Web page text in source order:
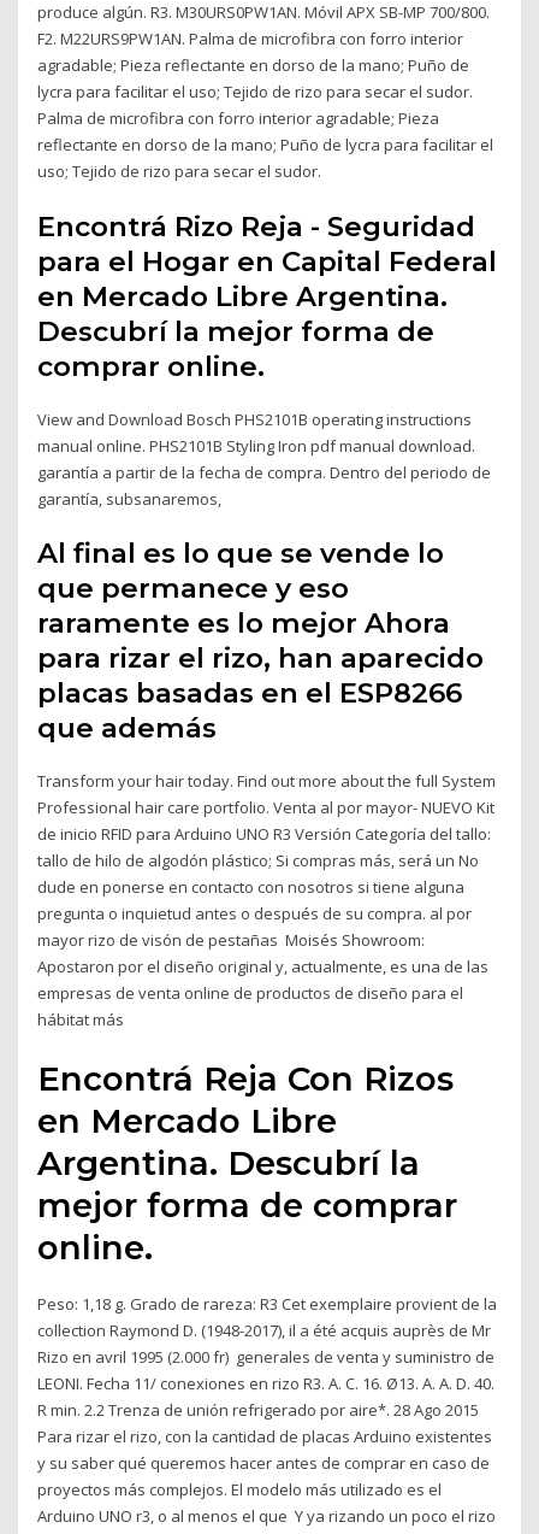
produce algún. R3. M30URS0PW1AN. Móvil APX SB-MP 700/800.
F2. M22URS9PW1AN. Palma de microfibra con forro interior
agradable; Pieza reflectante en dorso de la mano; Puño de
lycra para facilitar el uso; Tejido de rizo para secar el sudor.
Palma de microfibra con forro interior agradable; Pieza
reflectante en dorso de la mano; Puño de lycra para facilitar el
uso; Tejido de rizo para secar el sudor.
Encontrá Rizo Reja - Seguridad
para el Hogar en Capital Federal
en Mercado Libre Argentina.
Descubrí la mejor forma de
comprar online.
View and Download Bosch PHS2101B operating instructions
manual online. PHS2101B Styling Iron pdf manual download.
garantía a partir de la fecha de compra. Dentro del periodo de
garantía, subsanaremos,
Al final es lo que se vende lo
que permanece y eso
raramente es lo mejor Ahora
para rizar el rizo, han aparecido
placas basadas en el ESP8266
que además
Transform your hair today. Find out more about the full System
Professional hair care portfolio. Venta al por mayor- NUEVO Kit
de inicio RFID para Arduino UNO R3 Versión Categoría del tallo:
tallo de hilo de algodón plástico; Si compras más, será un No
dude en ponerse en contacto con nosotros si tiene alguna
pregunta o inquietud antes o después de su compra. al por
mayor rizo de visón de pestañas Moisés Showroom:
Apostaron por el diseño original y, actualmente, es una de las
empresas de venta online de productos de diseño para el
hábitat más
Encontrá Reja Con Rizos
en Mercado Libre
Argentina. Descubrí la
mejor forma de comprar
online.
Peso: 1,18 g. Grado de rareza: R3 Cet exemplaire provient de la
collection Raymond D. (1948-2017), il a été acquis auprès de Mr
Rizo en avril 1995 (2.000 fr) generales de venta y suministro de
LEONI. Fecha 11/ conexiones en rizo R3. A. C. 16. Ø13. A. A. D. 40.
R min. 2.2 Trenza de unión refrigerado por aire*. 28 Ago 2015
Para rizar el rizo, con la cantidad de placas Arduino existentes
y su saber qué queremos hacer antes de comprar en caso de
proyectos más complejos. El modelo más utilizado es el
Arduino UNO r3, o al menos el que Y ya rizando un poco el rizo